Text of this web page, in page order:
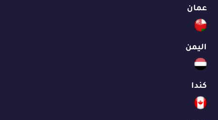
عمان
اليمن
كندا